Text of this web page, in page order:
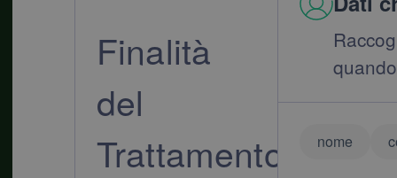
Finalità
del
Trattamento
nome